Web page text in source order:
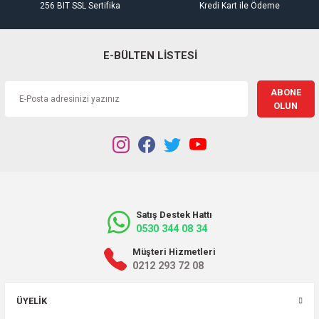
256 BIT SSL Sertifika Kredi Kart ile Ödeme
E-BÜLTEN LİSTESİ
ABONE
OLUN
Satış Destek Hattı
0530 344 08 34
Müşteri Hizmetleri
0212 293 72 08
ÜYELIK